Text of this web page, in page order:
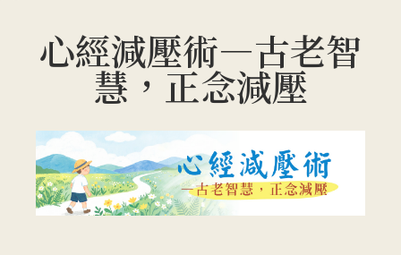
心經減壓術—古老智
慧，正念減壓